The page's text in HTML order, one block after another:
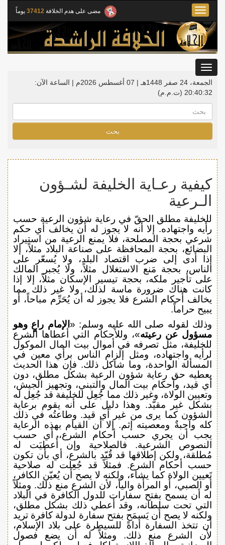
مضى على هدم الخلافة 37412 يوماً
Toggle
navigation
الجمعة، 24 صفر 1448هـ | 07 أغسطس 2026م |
الساعة الآن:
20:40:32 (ت.م.م)
بحث
كيفية رعـاية الخليفة لشـؤون
الـرعية
للخليفة مطلق الحقّ في رعاية شؤون الرعية حسب
رأيه واجتهاده. إلا أنه لا يجوز له أن يخالف أي حكم
شرعي بحجة المصلحة، فلا يمنع الرعية من استيراد
البضائع، بحجة المحافظة على صناعة البلاد مثلاً، إلا
إذا أدى إلى ضرب اقتصاد البلد، ولا يُسعّر على
الناس، بحجة مَنع الاستغلال مثلاً، ولا يُجبر المالك
على تأجير ملكه، بحجة تيسير الإسكان مثلاً، إلا إذا
كانت هناك ضرورة ماسة لذلك، ولا غير ذلك مما
يخالف أحكام الشرع فلا يجوز له أن يُحَرِّم مباحاً، أو
يبيح حراماً.
وذلك لقوله صلى الله عليه وسلم: « الإمام راعٍ وهو
مسؤول عن رعيته»، وللأحكام التي أعطاها الشرع
للخليفة، مثل تصرفه في أموال بيت المال الموكول
لرأيه واجتهاده، ومثل إلزام الناس برأي معين في
المسألة الواحدة، وما شاكل ذلك. فإن هذا الحديث
يعطيه حق رعاية شؤون الرعية بشكل مطلق، دون
أي قيد، وأحكام بيت المال والتبني، وتجهيز الجيش،
وتعيين الولاة، وغير ذلك مما جُعِل للخليفة قد جُعِل له
بشكل غير مقيّد. وهذا دليل على أنه يقوم برعاية
الشؤون كما يرى من غير أي قيد. وطاعتُه في ذلك
كله واجبةٌ ومعصيته إثم. إلا أن القيام بهذه الرعاية
يجب أن يجري حسب أحكام الشرع، أي حسب
النصوص الشرعية. فالصلاحية وإن أُعطيَت له
مُطلقة، ولكن إطلاقها قد قُيّد بالشرع، أي بأن تكون
حسب أحكام الشرع. فمثلاً قد جُعِلت له صلاحية
تَعيين الولاة كما يشاء، ولكنه لا يصح أن يُعيّن الكافر،
أو الصبي، أو المرأة والياً، لأن الشرع منع ذلك. ومثلاً
له أن يسمح بفتح سفارات للدول الكافرة في البلاد
التي تحت سلطانه، وقد أعطي ذلك بشكل مطلق،
ولكنه لا يصح أن يَسمَح بفتح سفارة لدولة كافرة تريد
أن تتخذ السفارة أداةً للسيطرة على بلاد الإسلام،
لأن الشرع منع ذلك. ومثلاً له أن يضع فصول